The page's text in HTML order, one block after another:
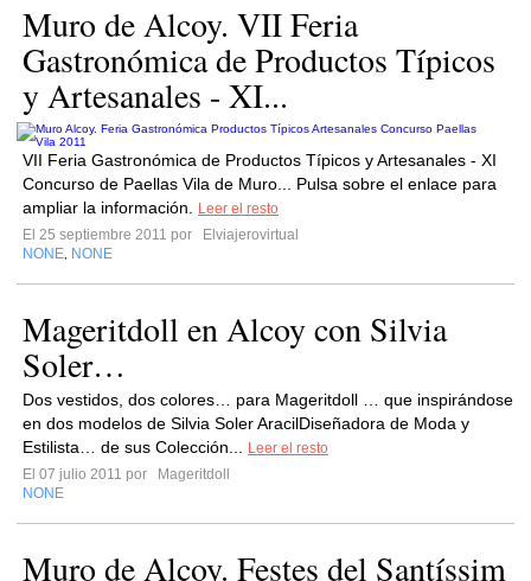
Muro de Alcoy. VII Feria
Gastronómica de Productos Típicos
y Artesanales - XI...
VII Feria Gastronómica de Productos Típicos y Artesanales - XI
Concurso de Paellas Vila de Muro... Pulsa sobre el enlace para
ampliar la información.
Leer el resto
El 25 septiembre 2011 por
Elviajerovirtual
NONE NONE
Mageritdoll en Alcoy con Silvia
Soler…
Dos vestidos, dos colores… para Mageritdoll … que inspirándose
en dos modelos de Silvia Soler AracilDiseñadora de Moda y
Estilista… de sus Colección...
Leer el resto
El 07 julio 2011 por
Mageritdoll
NONE
Muro de Alcoy. Festes del Santíssim